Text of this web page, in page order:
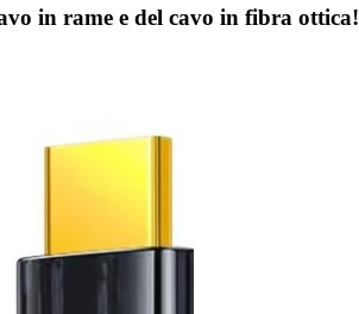
in rame e del cavo in fibra ottica!